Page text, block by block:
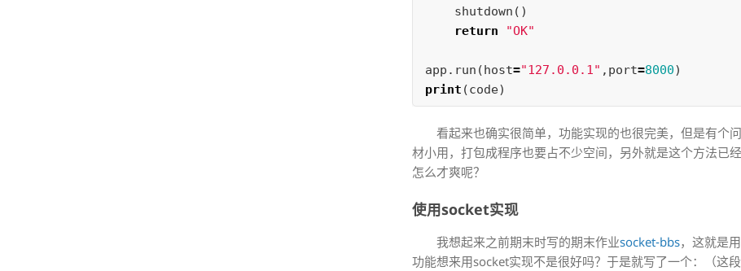
shutdown ()
return
"OK"
app . run (host="127.0.0.1" , port=8000)
print (code)
看起来也确实很简单，功能实现的也很完美，但是有个
材小用，打包成程序也要占不少空间，另外就是这个方法已
怎么才爽呢？
使用socket实现
我想起来之前期末时写的期末作业socket-bbs，这就是
功能想来用socket实现不是很好吗？于是就写了一个：（这